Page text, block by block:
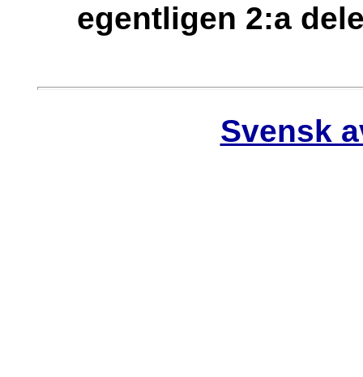
egentligen 2:a
Svensk